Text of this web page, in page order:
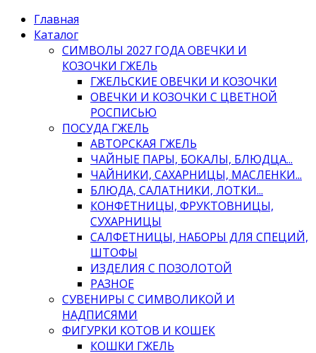
Главная
Каталог
СИМВОЛЫ 2027 ГОДА ОВЕЧКИ И
КОЗОЧКИ ГЖЕЛЬ
ГЖЕЛЬСКИЕ ОВЕЧКИ И КОЗОЧКИ
ОВЕЧКИ И КОЗОЧКИ С ЦВЕТНОЙ
РОСПИСЬЮ
ПОСУДА ГЖЕЛЬ
АВТОРСКАЯ ГЖЕЛЬ
ЧАЙНЫЕ ПАРЫ, БОКАЛЫ, БЛЮДЦА...
ЧАЙНИКИ, САХАРНИЦЫ, МАСЛЕНКИ...
БЛЮДА, САЛАТНИКИ, ЛОТКИ...
КОНФЕТНИЦЫ, ФРУКТОВНИЦЫ,
СУХАРНИЦЫ
САЛФЕТНИЦЫ, НАБОРЫ ДЛЯ СПЕЦИЙ,
ШТОФЫ
ИЗДЕЛИЯ С ПОЗОЛОТОЙ
РАЗНОЕ
СУВЕНИРЫ С СИМВОЛИКОЙ И
НАДПИСЯМИ
ФИГУРКИ КОТОВ И КОШЕК
КОШКИ ГЖЕЛЬ